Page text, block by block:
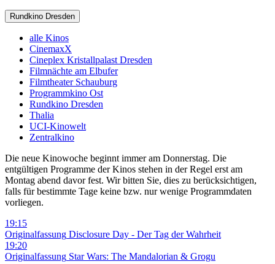
Rundkino Dresden
alle Kinos
CinemaxX
Cineplex Kristallpalast Dresden
Filmnächte am Elbufer
Filmtheater Schauburg
Programmkino Ost
Rundkino Dresden
Thalia
UCI-Kinowelt
Zentralkino
Die neue Kinowoche beginnt immer am Donnerstag. Die
entgültigen Programme der Kinos stehen in der Regel erst am
Montag abend davor fest. Wir bitten Sie, dies zu berücksichtigen,
falls für bestimmte Tage keine bzw. nur wenige Programmdaten
vorliegen.
19:15
Originalfassung Disclosure Day - Der Tag der Wahrheit
19:20
Originalfassung Star Wars: The Mandalorian & Grogu